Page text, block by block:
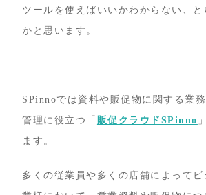
ツールを使えばいいかわからない、と
かと思います。
SPinnoでは資料や販促物に関する業
管理に役立つ「 販促クラウドSPinno
ます。
多くの従業員や多くの店舗によって